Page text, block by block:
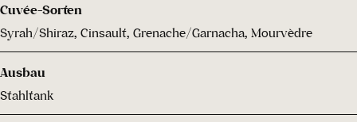
Cuvée-Sorten
Syrah/Shiraz, Cinsault, Grenache/Garnacha, Mourvèdre
Ausbau
Stahltank